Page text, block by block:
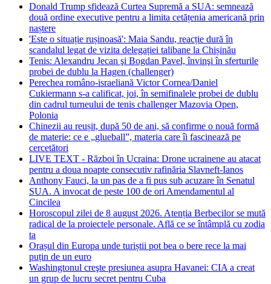
Donald Trump sfidează Curtea Supremă a SUA: semnează
două ordine executive pentru a limita cetățenia americană prin
naștere
'Este o situație rușinoasă': Maia Sandu, reacție dură în
scandalul legat de vizita delegației talibane la Chișinău
Tenis: Alexandru Jecan şi Bogdan Pavel, învinşi în sferturile
probei de dublu la Hagen (challenger)
Perechea româno-israeliană Victor Cornea/Daniel
Cukiermann s-a calificat, joi, în semifinalele probei de dublu
din cadrul turneului de tenis challenger Mazovia Open,
Polonia
Chinezii au reușit, după 50 de ani, să confirme o nouă formă
de materie: ce e „glueball”, materia care îi fascinează pe
cercetători
LIVE TEXT - Război în Ucraina: Drone ucrainene au atacat
pentru a doua noapte consecutiv rafinăria Slavneft-Ianos
Anthony Fauci, la un pas de a fi pus sub acuzare în Senatul
SUA. A invocat de peste 100 de ori Amendamentul al
Cincilea
Horoscopul zilei de 8 august 2026. Atenția Berbecilor se mută
radical de la proiectele personale. Află ce se întâmplă cu zodia
ta
Orașul din Europa unde turiștii pot bea o bere rece la mai
puțin de un euro
Washingtonul creşte presiunea asupra Havanei: CIA a creat
un grup de lucru secret pentru Cuba